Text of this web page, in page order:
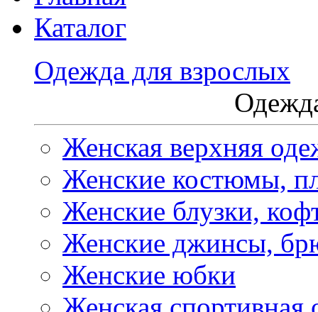
Каталог
Одежда для взрослых
Женская верхняя
Женские костюмы,
Женские блузки,
Женские джинсы,
Женские юбки